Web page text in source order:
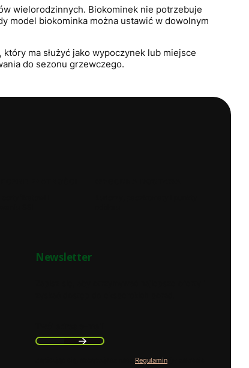
wielorodzinnych. Biokominek nie potrzebuje
model biokominka można ustawić w dowolnym
ma służyć jako wypoczynek lub miejsce
do sezonu grzewczego.
Newsletter
Regulamin